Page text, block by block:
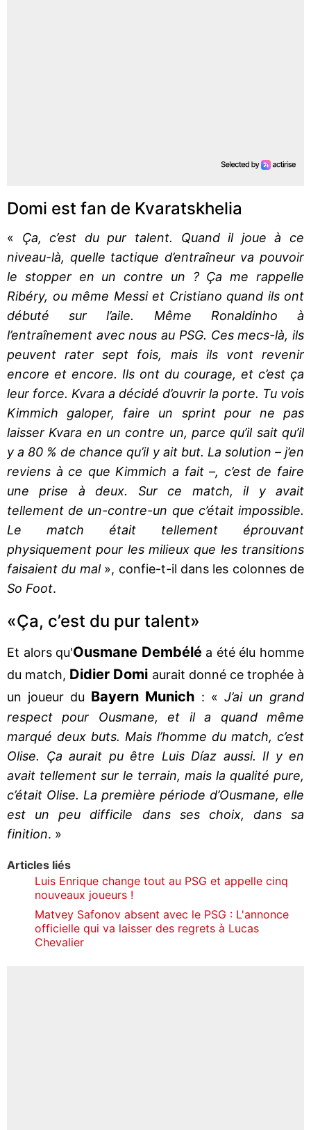
Domi est fan de Kvaratskhelia
« Ça, c’est du pur talent. Quand il joue à ce
niveau-là, quelle tactique d’entraîneur va pouvoir
le stopper en un contre un ? Ça me rappelle
Ribéry, ou même Messi et Cristiano quand ils ont
débuté sur l’aile. Même Ronaldinho à
l’entraînement avec nous au PSG. Ces mecs-là, ils
peuvent rater sept fois, mais ils vont revenir
encore et encore. Ils ont du courage, et c’est ça
leur force. Kvara a décidé d’ouvrir la porte. Tu vois
Kimmich galoper, faire un sprint pour ne pas
laisser Kvara en un contre un, parce qu’il sait qu’il
y a 80 % de chance qu’il y ait but. La solution – j’en
reviens à ce que Kimmich a fait –, c’est de faire
une prise à deux. Sur ce match, il y avait
tellement de un-contre-un que c’était impossible.
Le match était tellement éprouvant
physiquement pour les milieux que les transitions
faisaient du mal», confie-t-il dans les colonnes de
So Foot.
«Ça, c’est du pur talent»
Et alors qu'Ousmane Dembéléa été élu homme
du match, Didier Domi aurait donné ce trophée à
un joueur du Bayern Munich : « J’ai un grand
respect pour Ousmane, et il a quand même
marqué deux buts. Mais l’homme du match, c’est
Olise. Ça aurait pu être Luis Díaz aussi. Il y en
avait tellement sur le terrain, mais la qualité pure,
c’était Olise. La première période d’Ousmane, elle
est un peu difficile dans ses choix, dans sa
finition. »
Articles liés
Luis Enrique change tout au PSG et appelle cinq
nouveaux joueurs !
Matvey Safonov absent avec le PSG : L'annonce
officielle qui va laisser des regrets à Lucas
Chevalier